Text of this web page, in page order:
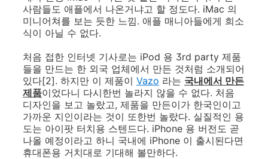
사람들도 애플에서 나온거냐고 할 정도다. iMac 의
미니어쳐를 보는 듯한 느낌. 애플 매니아들에게 희소
식이 아닐 수 없다.
처음 접한 인터넷 기사로는 iPod 용 3rd party 제품
들을 만드는 한 외국 업체에서 만든 것처럼 소개되어
있다[2]. 하지만 이 제품이 Vazo 라는 국내에서 만든
제품이었다니 다시한번 놀라지 않을 수 없다. 처음
디자인을 보고 놀랐고, 제품을 만든이가 한국인이고
가까운 지인이라는 것이 또한번 놀랐다. 실질적인 용
도는 아이팟 터치용 스텐드다. iPhone 용 버전도 곧
나올 예정이라고 하니 국내에 iPhone 이 출시된다면
휴대폰용 거치대로 기대해 볼만하다.